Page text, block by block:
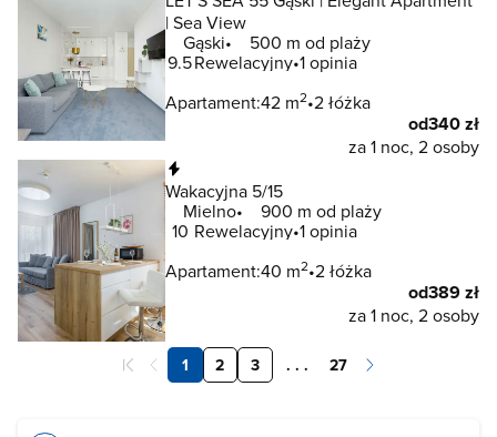
| Sea View
Gąski
500 m od plaży
9.5Rewelacyjny 1 opinia
Apartament:42 m2 2 łóżka
od340 zł
za 1 noc, 2 osoby
Wakacyjna 5/15
Mielno
900 m od plaży
10 Rewelacyjny 1 opinia
Apartament:40 m2 2 łóżka
od389 zł
za 1 noc, 2 osoby
1 2 3 . . . 27